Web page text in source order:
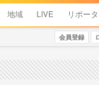
地域 LIVE リポー
会員登録